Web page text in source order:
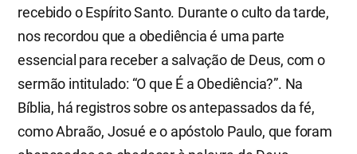
recebido o Espírito Santo. Durante o culto da tarde,
nos recordou que a obediência é uma parte
essencial para receber a salvação de Deus, com o
sermão intitulado: “O que É a Obediência?”. Na
Bíblia, há registros sobre os antepassados da fé,
como Abraão, Josué e o apóstolo Paulo, que foram